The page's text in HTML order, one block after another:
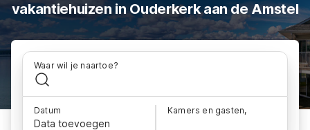
vakantiehuizen in Ouderkerk aan de Amstel
Waar wil je naartoe?
Datum
Data toevoegen
Kamers en gasten,